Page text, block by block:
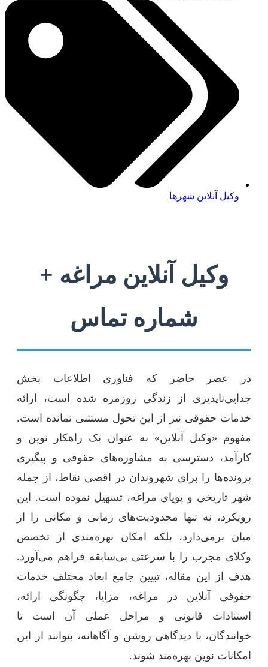
وکیل آنلاین شهرها
وکیل آنلاین مراغه +
شماره تماس
عصر حاضر که فناوری اطلاعات بخش
از زندگی روزمره شده است، ارائه
حقوقی نیز از این تحول مستثنی نمانده است.
«وکیل آنلاین» به عنوان یک راهکار نوین و
دسترسی به مشاوره‌های حقوقی و پیگیری
را برای شهروندان در اقصی نقاط، از جمله
تاریخی و پویای مراغه، تسهیل نموده است. این
نه تنها محدودیت‌های زمانی و مکانی را از
برمی‌دارد، بلکه امکان بهره‌مندی از تخصص
مجرب را با سرعتی بی‌سابقه فراهم می‌آورد.
از این مقاله، تبیین جامع ابعاد مختلف خدمات
آنلاین در مراغه، مزایا، چگونگی ارائه،
قانونی و مراحل عملی آن است تا
با دیدگاهی روشن و آگاهانه، بتوانند از این
نوین بهره‌مند شوند.